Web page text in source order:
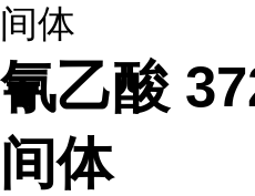
间体
氰乙酸
间体